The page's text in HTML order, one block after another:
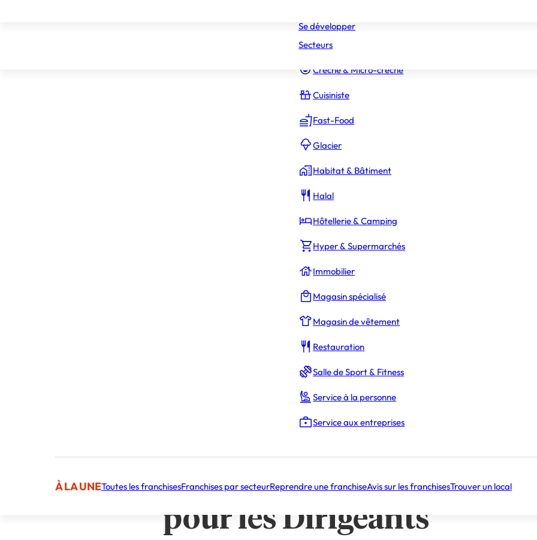
Constructeur Piscines & Spas
Crèche & Micro-crèche
Cuisiniste
Fast-Food
Glacier
Habitat & Bâtiment
Halal
Hôtellerie & Camping
Hyper & Supermarchés
Immobilier
Magasin spécialisé
Magasin de vêtement
Restauration
Salle de Sport & Fitness
Service à la personne
Service aux entreprises
À LA UNEToutes les franchisesFranchises par secteurReprendre une franchiseAvis sur les franchisesTrouver un local
Se développer
Secteurs
Publié par La Rédaction
Détente au Travail : Un Investissement Rentable
Bien-être au travail : Défi et
pour les Dirigeants